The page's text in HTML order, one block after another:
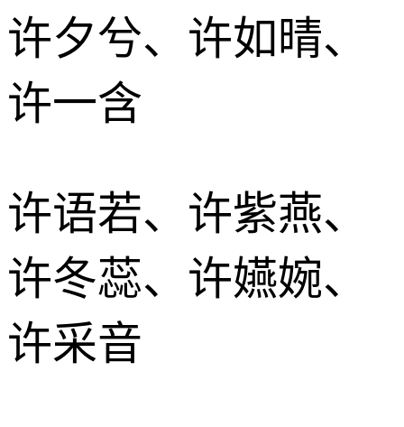
许夕兮、许如晴、
许一含
许语若、许紫燕、
许冬蕊、许嬿婉、
许采音